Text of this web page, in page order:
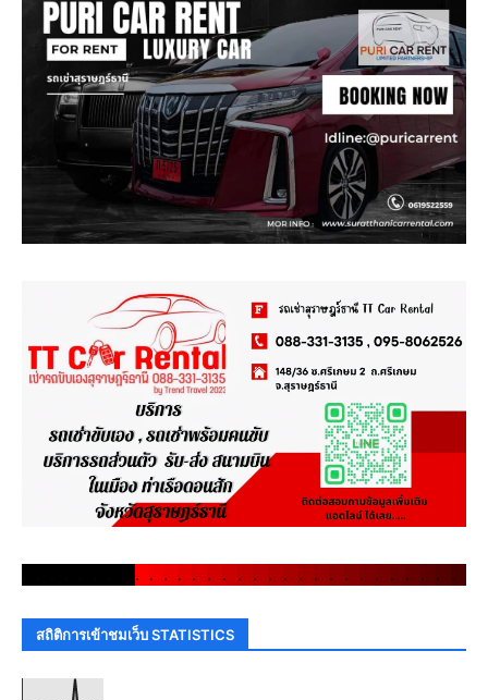
. . . . . . . . . . . . . . . . . . . . . .
สถิติการเข้าชมเว็บ STATISTICS